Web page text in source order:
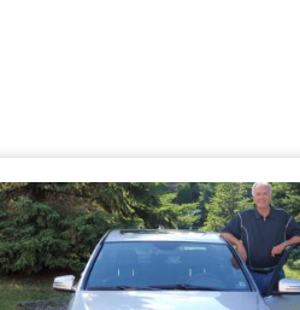
ESTRIE